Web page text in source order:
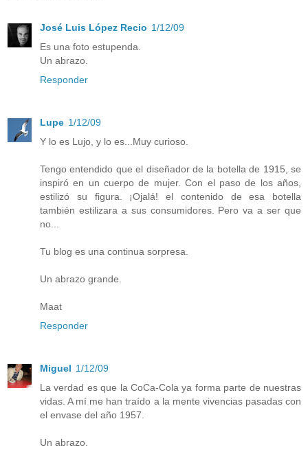
José Luis López Recio 1/12/09
Es una foto estupenda.
Un abrazo.
Responder
Lupe 1/12/09
Y lo es Lujo, y lo es...Muy curioso.
Tengo entendido que el diseñador de la botella de 1915, se
inspiró en un cuerpo de mujer. Con el paso de los años,
estilizó su figura. ¡Ojalá! el contenido de esa botella
también estilizara a sus consumidores. Pero va a ser que
no...
Tu blog es una continua sorpresa.
Un abrazo grande.
Maat
Responder
Miguel 1/12/09
La verdad es que la CoCa-Cola ya forma parte de nuestras
vidas. A mí me han traído a la mente vivencias pasadas con
el envase del año 1957.
Un abrazo.